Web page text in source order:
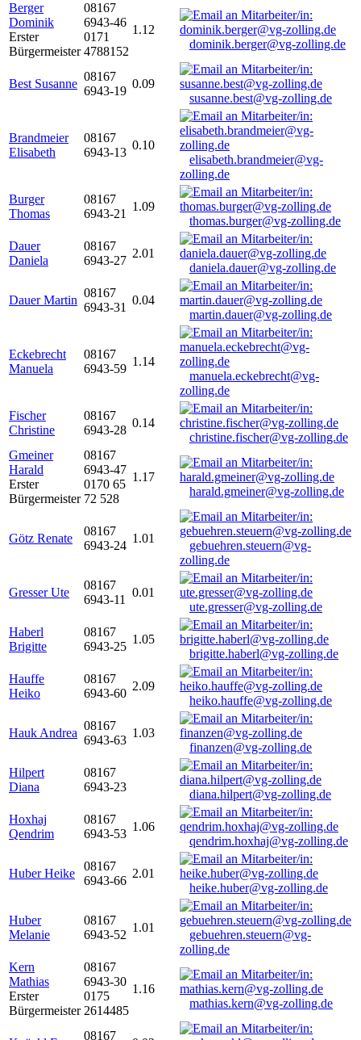
Berger
Dominik
Erster
Bürgermeister
08167
6943-46
0171
4788152
1.12
dominik.berger@vg-zolling.de
Best Susanne
08167
6943-19
0.09
susanne.best@vg-zolling.de
Brandmeier
Elisabeth
08167
6943-13
0.10
elisabeth.brandmeier@vg-
zolling.de
Burger
Thomas
08167
6943-21
1.09
thomas.burger@vg-zolling.de
Dauer
Daniela
08167
6943-27
2.01
daniela.dauer@vg-zolling.de
Dauer Martin
08167
6943-31
0.04
martin.dauer@vg-zolling.de
Eckebrecht
Manuela
08167
6943-59
1.14
manuela.eckebrecht@vg-
zolling.de
Fischer
Christine
08167
6943-28
0.14
christine.fischer@vg-zolling.de
Gmeiner
Harald
Erster
Bürgermeister
08167
6943-47
0170 65
72 528
1.17
harald.gmeiner@vg-zolling.de
Götz Renate
08167
6943-24
1.01
gebuehren.steuern@vg-
zolling.de
Gresser Ute
08167
6943-11
0.01
ute.gresser@vg-zolling.de
Haberl
Brigitte
08167
6943-25
1.05
brigitte.haberl@vg-zolling.de
Hauffe
Heiko
08167
6943-60
2.09
heiko.hauffe@vg-zolling.de
Hauk Andrea
08167
6943-63
1.03
finanzen@vg-zolling.de
Hilpert
Diana
08167
6943-23
diana.hilpert@vg-zolling.de
Hoxhaj
Qendrim
08167
6943-53
1.06
qendrim.hoxhaj@vg-zolling.de
Huber Heike
08167
6943-66
2.01
heike.huber@vg-zolling.de
Huber
Melanie
08167
6943-52
1.01
gebuehren.steuern@vg-
zolling.de
Kern
Mathias
Erster
Bürgermeister
08167
6943-30
0175
2614485
1.16
mathias.kern@vg-zolling.de
08167